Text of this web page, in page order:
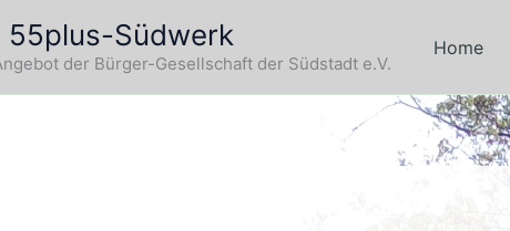
55plus-Südwerk
der Bürger-Gesellschaft der Südstadt e.V.
Home